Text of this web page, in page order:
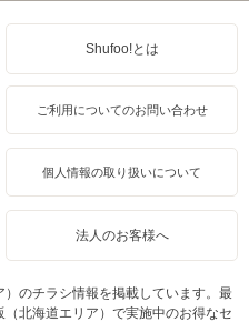
Shufoo!とは
ご利用についてのお問い合わせ
個人情報の取り扱いについて
法人のお客様へ
のチラシ情報を掲載しています。最
北海道エリア）で実施中のお得なセ